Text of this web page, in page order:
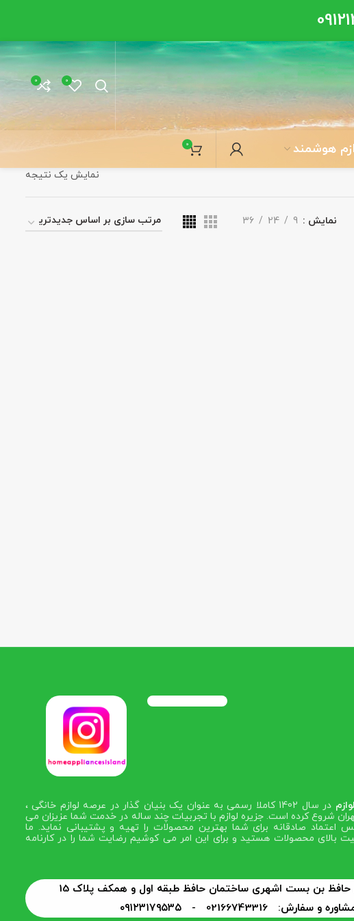
0
0
هوشمند 0
نمایش یک نتیجه
نمایش 9
24
36
در سال 1402 کاملا رسمی به عنوان یک بنیان گذار در عرصه لوازم خانگی ،
شروع کرده است. جزیره لوازم با تجربیات چند ساله در خدمت شما عزیزان می
اعتماد صادقانه برای شما بهترین محصولات را تهیه و پشتیبانی نماید. ما
بالای محصولات هستید و برای این امر می کوشیم رضایت شما را در کارنامه
حافظ بن بست اشهری ساختمان حافظ طبقه اول و همکف پلاک 15
و سفارش: 02166743316 -
۰۹۱۲۳۱۷۹۵۳۵